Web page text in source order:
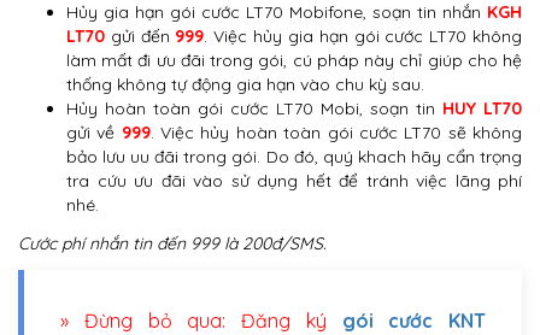
Hủy gia hạn gói cước LT70 Mobifone, soạn tin nhắn KGH
LT70 gửi đến 999. Việc hủy gia hạn gói cước LT70 không
làm mất đi ưu đãi trong gói, cú pháp này chỉ giúp cho hệ
thống không tự động gia hạn vào chu kỳ sau.
Hủy hoàn toàn gói cước LT70 Mobi, soạn tin HUY LT70
gửi về 999. Việc hủy hoàn toàn gói cước LT70 sẽ không
bảo lưu uu đãi trong gói. Do đó, quý khach hãy cẩn trọng
tra cứu ưu đãi vào sử dụng hết để tránh việc lãng phí
nhé.
Cước phí nhắn tin đến 999 là 200đ/SMS.
» Đừng bỏ qua: Đăng ký gói cước KNT